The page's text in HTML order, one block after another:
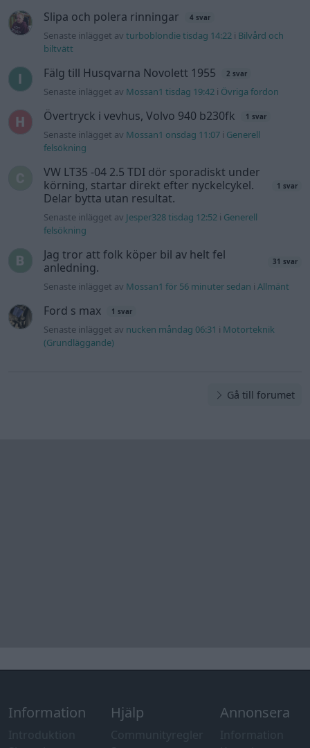
Slipa och polera rinningar 4 svar
Senaste inlägget avturboblondie tisdag 14:22 i Bilvård och
biltvätt
Fälg till Husqvarna Novolett 1955 2 svar
Senaste inlägget av Mossan1 tisdag 19:42 i Övriga fordon
Övertryck i vevhus, Volvo 940 b230fk 1 svar
Senaste inlägget av Mossan1 onsdag 11:07 i Generell
felsökning
VW LT35 -04 2.5 TDI dör sporadiskt under
körning, startar direkt efter nyckelcykel.
Delar bytta utan resultat.
1 svar
Senaste inlägget av Jesper328 tisdag 12:52 i Generell
felsökning
Jag tror att folk köper bil av helt fel
anledning.
31 svar
Senaste inlägget av Mossan1 för 56 minuter sedan iAllmänt
Ford s max 1 svar
Senaste inlägget av nucken måndag 06:31 i Motorteknik
(Grundläggande)
Gå till forumet
Tips och